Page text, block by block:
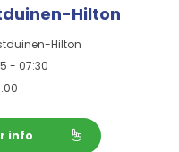
Hilton
Hilton
- 07:30
info